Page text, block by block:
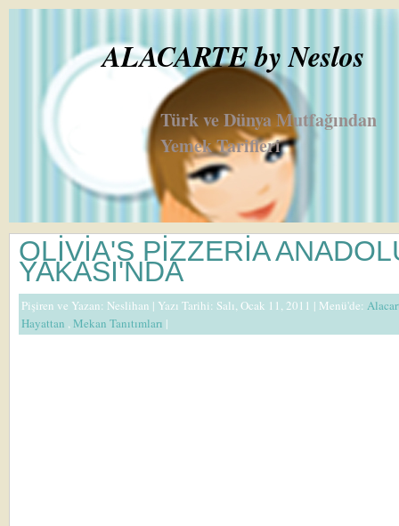
ALACARTE by Neslos
Türk ve Dünya Mutfağından
Yemek Tarifleri
OLİVİA'S PİZZERİA
YAKASI'NDA
Pişiren ve Yazan: Neslihan | Yazı Tarihi: Salı, Ocak 11, 2011 | Menü'de:
Hayattan ,Mekan Tanıtımları |